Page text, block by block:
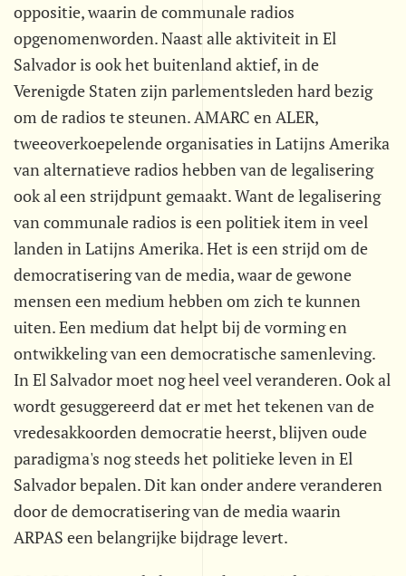
oppositie, waarin de communale radios
opgenomenworden. Naast alle aktiviteit in El
Salvador is ook het buitenland aktief, in de
Verenigde Staten zijn parlementsleden hard bezig
om de radios te steunen. AMARC en ALER,
tweeoverkoepelende organisaties in Latijns Amerika
van alternatieve radios hebben van de legalisering
ook al een strijdpunt gemaakt. Want de legalisering
van communale radios is een politiek item in veel
landen in Latijns Amerika. Het is een strijd om de
democratisering van de media, waar de gewone
mensen een medium hebben om zich te kunnen
uiten. Een medium dat helpt bij de vorming en
ontwikkeling van een democratische samenleving.
In El Salvador moet nog heel veel veranderen. Ook al
wordt gesuggereerd dat er met het tekenen van de
vredesakkoorden democratie heerst, blijven oude
paradigma's nog steeds het politieke leven in El
Salvador bepalen. Dit kan onder andere veranderen
door de democratisering van de media waarin
ARPAS een belangrijke bijdrage levert.